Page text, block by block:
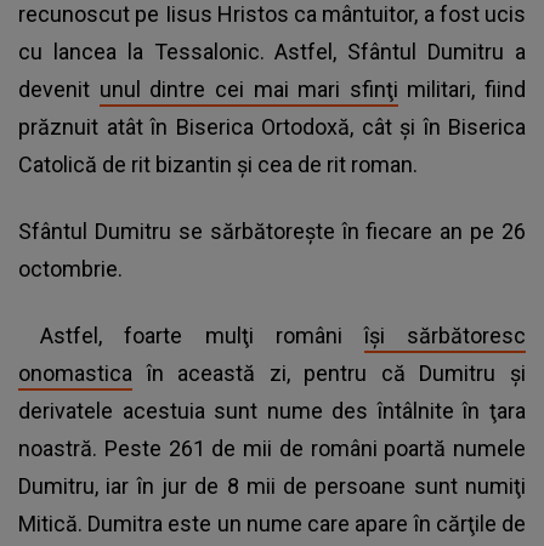
recunoscut pe Iisus Hristos ca mântuitor, a fost ucis
cu lancea la Tessalonic. Astfel, Sfântul Dumitru a
devenit unul dintre cei mai mari sfinţi militari, fiind
prăznuit atât în Biserica Ortodoxă, cât și în Biserica
Catolică de rit bizantin și cea de rit roman.
Sfântul Dumitru se sărbătoreşte în fiecare an pe 26
octombrie.
Astfel, foarte mulţi româniîşi sărbătoresc
onomastica în această zi, pentru că Dumitru şi
derivatele acestuia sunt nume des întâlnite în ţara
noastră. Peste 261 de mii de români poartă numele
Dumitru, iar în jur de 8 mii de persoane sunt numiţi
Mitică. Dumitra este un nume care apare în cărţile de